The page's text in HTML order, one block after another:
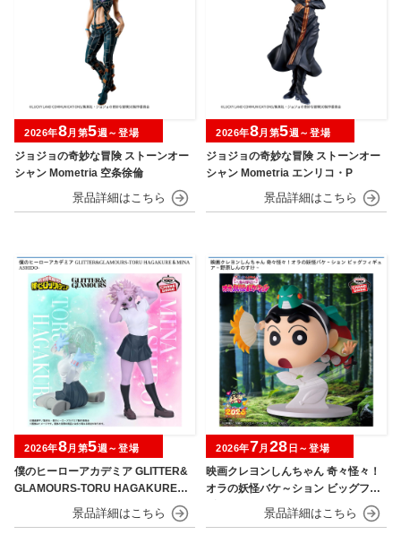
ジョジョの奇妙な冒険 ストーンオー
シャン Mometria 空条徐倫
2026年8月第5週～登場
ジョジョの奇妙な冒険 ストーンオー
シャン Mometria エンリコ・P
2026年8月第5週～登場
僕のヒーローアカデミア GLITTER&
GLAMOURS-TORU HAGAKURE＆
MINA ASHIDO-
2026年8月第5週～登場
映画クレヨンしんちゃん 奇々怪々！
オラの妖怪バケ～ション ビッグフィ
ギュア～野原しんのすけ～
2026年7月 28 日～登場